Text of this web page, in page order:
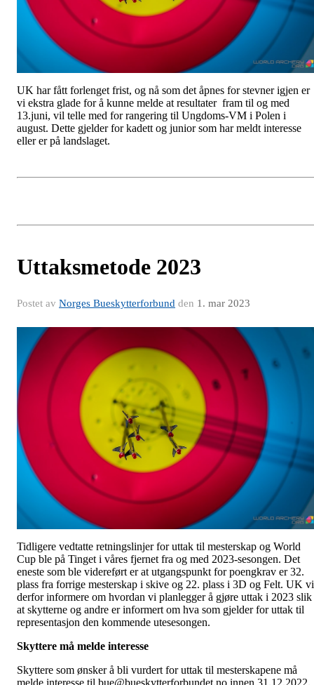
UK har fått forlenget frist, og nå som det åpnes for stevner igjen er
vi ekstra glade for å kunne melde at resultater fram til og med
13.juni, vil telle med for rangering til Ungdoms-VM i Polen i
august. Dette gjelder for kadett og junior som har meldt interesse
eller er på landslaget.
Uttaksmetode 2023
Postet av Norges Bueskytterforbund den 1. mar 2023
Tidligere vedtatte retningslinjer for uttak til mesterskap og World
Cup ble på Tinget i våres fjernet fra og med 2023-sesongen. Det
eneste som ble videreført er at utgangspunkt for poengkrav er 32.
plass fra forrige mesterskap i skive og 22. plass i 3D og Felt. UK
derfor informere om hvordan vi planlegger å gjøre uttak i 2023 slik
at skytterne og andre er informert om hva som gjelder for uttak til
representasjon den kommende utesesongen.
Skyttere må melde interesse
Skyttere som ønsker å bli vurdert for uttak til mesterskapene må